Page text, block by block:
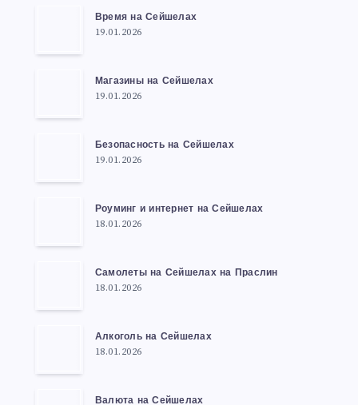
Время на Сейшелах
19.01.2026
Магазины на Сейшелах
19.01.2026
Безопасность на Сейшелах
19.01.2026
Роуминг и интернет на Сейшелах
18.01.2026
Самолеты на Сейшелах на Праслин
18.01.2026
Алкоголь на Сейшелах
18.01.2026
Валюта на Сейшелах